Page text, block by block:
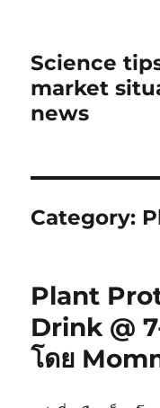
Science
market
news
Category:
Plant
Drink @
โดย